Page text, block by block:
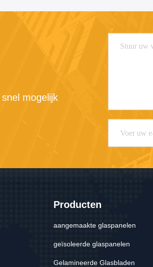
mogelijk
Producten
aangemaakte glaspanelen
geïsoleerde glaspanelen
Gelamineerde Glasbladen